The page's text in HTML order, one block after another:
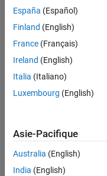
MATLAB Answers
CONTRIBUTIONS
0
3
4
España (Español)
Finland (English)
France (Français)
Ireland (English)
Italia (Italiano)
Luxembourg (English)
Asie-Pacifique
Australia (English)
India (English)